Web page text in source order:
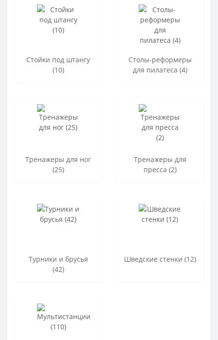
Стойки под штангу
(10)
Столы-реформеры
для пилатеса (4)
Тренажеры для ног
(25)
Тренажеры для
пресса (2)
Турники и брусья
(42)
Шведские стенки (12)